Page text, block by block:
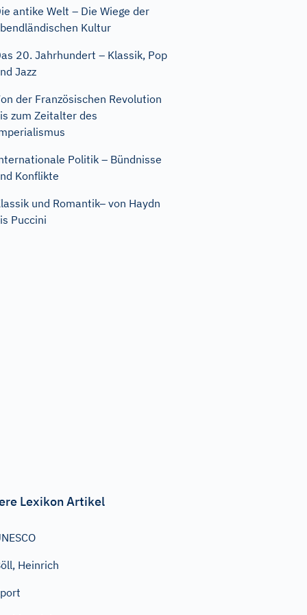
antike Welt – Die Wiege der
Kultur
20. Jahrhundert – Klassik, Pop
Jazz
der Französischen Revolution
zum Zeitalter des
Politik – Bündnisse
Konflikte
und Romantik– von Haydn
Puccini
Lexikon Artikel
Heinrich